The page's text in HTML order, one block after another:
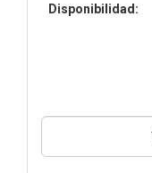
Disponibilidad: